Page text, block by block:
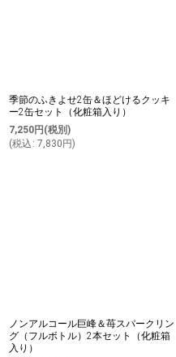
季節のふきよせ2缶＆ほどけるクッキ
ー2缶セット（化粧箱入り）
7,250円 (税別)
(税込 : 7,830 円)
ノンアルコール巨峰＆苺スパークリン
グ（フルボトル）2本セット（化粧箱
入り）